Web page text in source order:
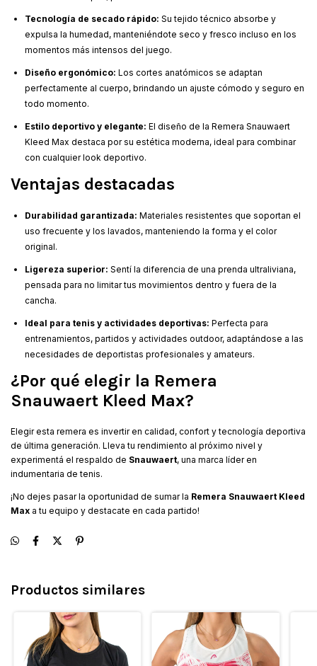
Tecnología de secado rápido: Su tejido técnico absorbe y
expulsa la humedad, manteniéndote seco y fresco incluso en los
momentos más intensos del juego.
Diseño ergonómico: Los cortes anatómicos se adaptan
perfectamente al cuerpo, brindando un ajuste cómodo y seguro en
todo momento.
Estilo deportivo y elegante: El diseño de la Remera Snauwaert
Kleed Max destaca por su estética moderna, ideal para combinar
con cualquier look deportivo.
Ventajas destacadas
Durabilidad garantizada: Materiales resistentes que soportan el
uso frecuente y los lavados, manteniendo la forma y el color
original.
Ligereza superior: Sentí la diferencia de una prenda ultraliviana,
pensada para no limitar tus movimientos dentro y fuera de la
cancha.
Ideal para tenis y actividades deportivas: Perfecta para
entrenamientos, partidos y actividades outdoor, adaptándose a las
necesidades de deportistas profesionales y amateurs.
¿Por qué elegir la Remera
Snauwaert Kleed Max?
Elegir esta remera es invertir en calidad, confort y tecnología deportiva
de última generación. Lleva tu rendimiento al próximo nivel y
experimentá el respaldo de Snauwaert, una marca líder en
indumentaria de tenis.
¡No dejes pasar la oportunidad de sumar la Remera Snauwaert Kleed
Max a tu equipo y destacate en cada partido!
Productos similares